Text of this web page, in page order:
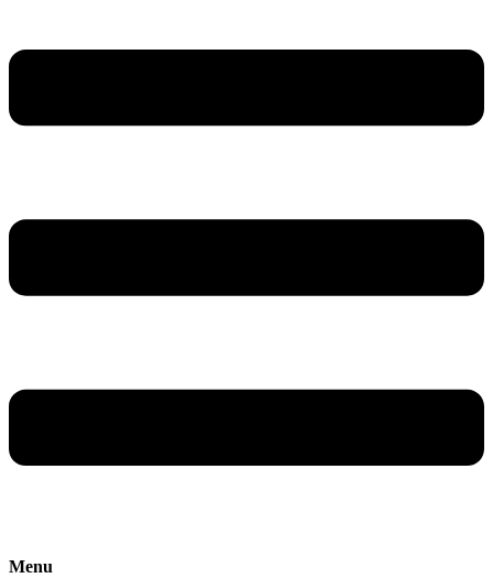
Menu